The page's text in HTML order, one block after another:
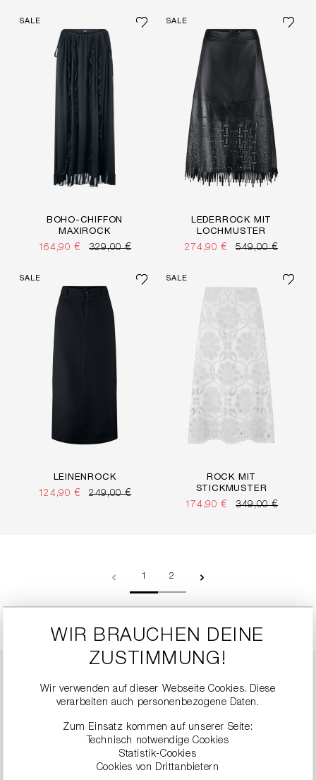
SALE
BOHO-CHIFFON
MAXIROCK
164,90 € 329,00 €
SALE
LEDERROCK MIT
LOCHMUSTER
274,90 € 549,00 €
SALE
LEINENROCK
124,90 € 249,00 €
SALE
ROCK MIT
STICKMUSTER
174,90 € 349,00 €
Seite
1 Seite
2
Röcke Damen: Zeitlose
Weiblichkeit im RIANI
Online Shop
WIR BRAUCHEN DEINE
ZUSTIMMUNG!
Wir verwenden auf dieser Webseite Cookies. Diese
verarbeiten auch personenbezogene Daten.
Zum Einsatz kommen auf unserer Seite:
Technisch notwendige Cookies
Statistik-Cookies
Cookies von Drittanbietern